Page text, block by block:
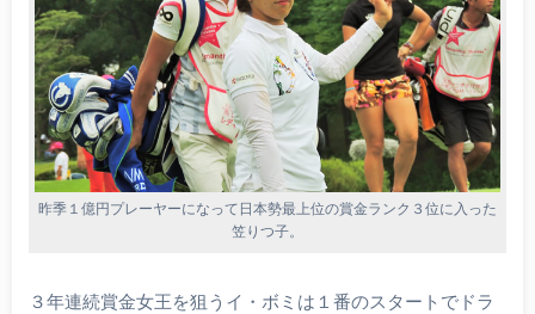
昨季１億円プレーヤーになって日本勢最上位の賞金ランク３位に入った
笠りつ子。
３年連続賞金女王を狙うイ・ボミは１番のスタートでドラ